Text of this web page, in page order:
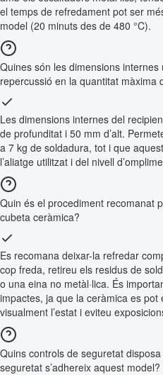
el temps de refredament pot ser
model (20 minuts des de 480 °C).
Quines són les dimensions
repercussió en la quantitat màxima
Les dimensions internes del
de profunditat i 50 mm d’alt.
a 7 kg de soldadura, tot i que
l’aliatge utilitzat i del nivell
Quin és el procediment recomanat
cubeta ceràmica?
Es recomana deixar-la refredar
cop freda, retireu els residus de
o una eina no metàl·lica. És
impactes, ja que la ceràmica es pot
visualment l’estat i eviteu
Quins controls de seguretat
seguretat s’adhereix aquest model?